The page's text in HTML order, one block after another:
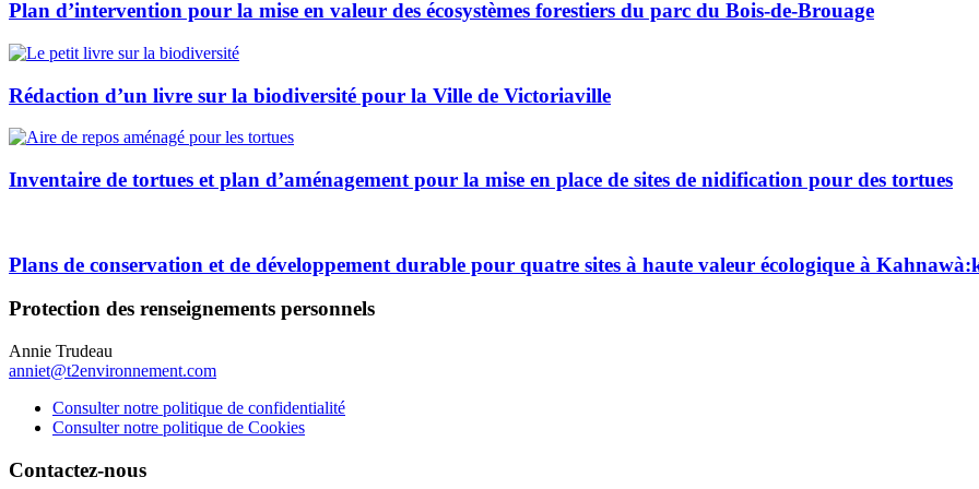
Plan d’intervention pour la mise en valeur des écosystèmes forestiers du parc du Bois-de-Brouage
Rédaction d’un livre sur la biodiversité pour la Ville de Victoriaville
Inventaire de tortues et plan d’aménagement pour la mise en place de sites de nidification pour des tortues
Plans de conservation et de développement durable pour quatre sites à haute valeur écologique à
Protection des renseignements personnels
Annie Trudeau
anniet@t2environnement.com
Consulter notre politique de confidentialité
Consulter notre politique de Cookies
Contactez-nous